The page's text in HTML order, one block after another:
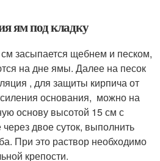
ям под кладку
засыпается щебнем и песком,
на дне ямы. Далее на песок
, для защиты кирпича от
основания, можно на
основу высотой 15 см с
двое суток, выполнить
При это раствор необходимо
крепости.